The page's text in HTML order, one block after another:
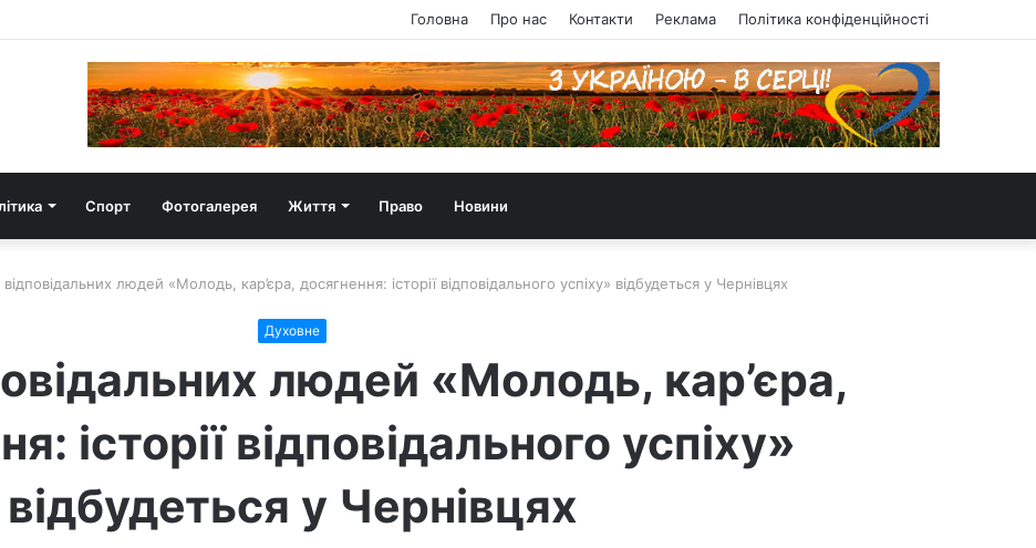
Головна Про нас Контакти Реклама Політика конфіденційності
Спорт Фотогалерея Життя Право Новини
людей «Молодь, кар’єра, досягнення: історії відповідального успіху» відбудеться у Чернівцях
Духовне
людей «Молодь, кар’єра,
історії відповідального успіху»
відбудеться у Чернівцях